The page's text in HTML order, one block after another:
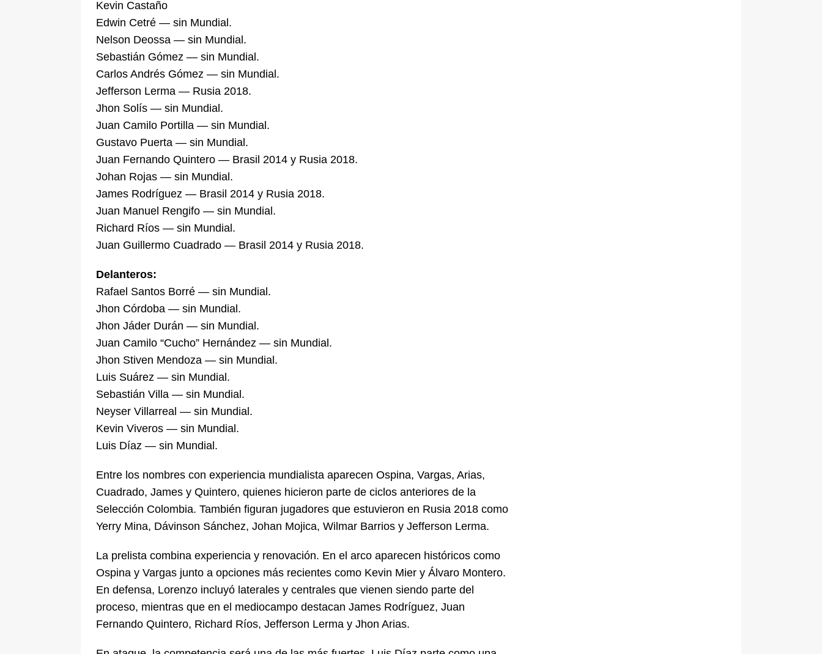
Kevin Castaño
Edwin Cetré — sin Mundial.
Nelson Deossa — sin Mundial.
Sebastián Gómez — sin Mundial.
Carlos Andrés Gómez — sin Mundial.
Jefferson Lerma — Rusia 2018.
Jhon Solís — sin Mundial.
Juan Camilo Portilla — sin Mundial.
Gustavo Puerta — sin Mundial.
Juan Fernando Quintero — Brasil 2014 y Rusia 2018.
Johan Rojas — sin Mundial.
James Rodríguez — Brasil 2014 y Rusia 2018.
Juan Manuel Rengifo — sin Mundial.
Richard Ríos — sin Mundial.
Juan Guillermo Cuadrado — Brasil 2014 y Rusia 2018.
Delanteros:
Rafael Santos Borré — sin Mundial.
Jhon Córdoba — sin Mundial.
Jhon Jáder Durán — sin Mundial.
Juan Camilo “Cucho” Hernández — sin Mundial.
Jhon Stiven Mendoza — sin Mundial.
Luis Suárez — sin Mundial.
Sebastián Villa — sin Mundial.
Neyser Villarreal — sin Mundial.
Kevin Viveros — sin Mundial.
Luis Díaz — sin Mundial.
Entre los nombres con experiencia mundialista aparecen Ospina, Vargas, Arias,
Cuadrado, James y Quintero, quienes hicieron parte de ciclos anteriores de la
Selección Colombia. También figuran jugadores que estuvieron en Rusia 2018 como
Yerry Mina, Dávinson Sánchez, Johan Mojica, Wilmar Barrios y Jefferson Lerma.
La prelista combina experiencia y renovación. En el arco aparecen históricos como
Ospina y Vargas junto a opciones más recientes como Kevin Mier y Álvaro Montero.
En defensa, Lorenzo incluyó laterales y centrales que vienen siendo parte del
proceso, mientras que en el mediocampo destacan James Rodríguez, Juan
Fernando Quintero, Richard Ríos, Jefferson Lerma y Jhon Arias.